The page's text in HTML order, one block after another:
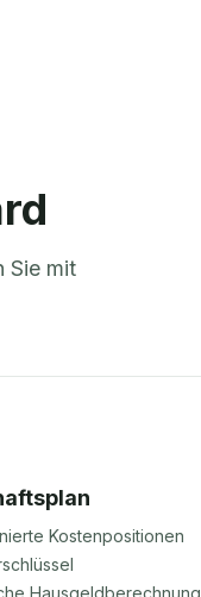
Sie mit
Kostenpositionen
Hausgeldberechnung